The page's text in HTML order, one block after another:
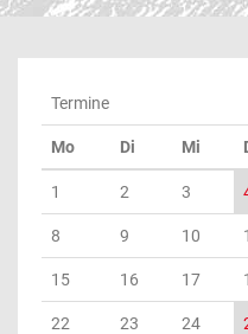
Termine
Mo Di Mi
1 2 3
8 9 10
15 16 17
22 23 24